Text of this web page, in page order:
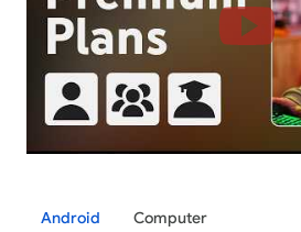
Android Computer